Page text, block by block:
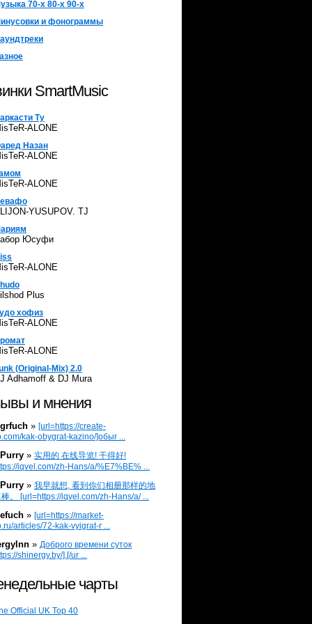
70-х 80-х 90-х
и фонограммы
SmartMusic
Ту
ALONE
Назан
ALONE
ALONE
YUSUPOV. TJ
Юсуфи
ALONE
Plus
хофиз
ALONE
ALONE
(Original-Mix) 2.0
Adhamoff & DJ Mura
и мнения
» [url=https://create-
kak-obygrat-kazino/]обыг ...
» 实用的 在线导览! 干得好!
iqvel.com/zh-Hans/a/%E7%BE% ...
» 我早就想, 看到你们相册那样的地
。 [url=https://iqvel.com/zh-Hans/a/ ...
» [url=https://market-
articles/72-kak-vyigrat-r ...
» Доброго времени суток
shinergy.by/].[/ur ...
чарты
Official UK Top 40